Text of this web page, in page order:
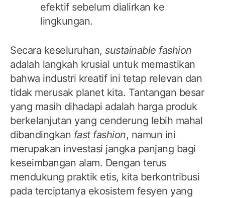
efektif sebelum dialirkan ke
lingkungan.
Secara keseluruhan, sustainable fashion
adalah langkah krusial untuk memastikan
bahwa industri kreatif ini tetap relevan dan
tidak merusak planet kita. Tantangan besar
yang masih dihadapi adalah harga produk
berkelanjutan yang cenderung lebih mahal
dibandingkan fast fashion, namun ini
merupakan investasi jangka panjang bagi
keseimbangan alam. Dengan terus
mendukung praktik etis, kita berkontribusi
pada terciptanya ekosistem fesyen yang